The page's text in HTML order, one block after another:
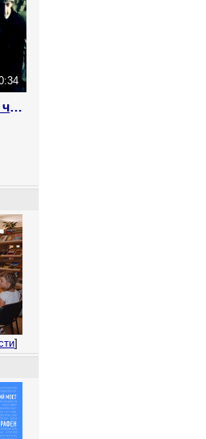
ролик+ТЕРРОРИЗМ+1 что делают ваши дети
]